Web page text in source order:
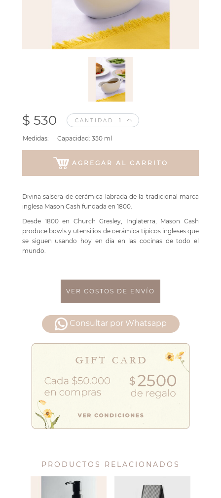
$ 530 CANTIDAD
Medidas: Capacidad: 350 ml
AGREGAR AL CARRITO
Divina salsera de cerámica labrada de la tradicional marca
inglesa Mason Cash fundada en 1800.
Desde 1800 en Church Gresley, Inglaterra, Mason Cash
produce bowls y utensilios de cerámica típicos ingleses que
se siguen usando hoy en día en las cocinas de todo el
mundo.
VER COSTOS DE ENVÍO
Consultar por Whatsapp
PRODUCTOS RELACIONADOS